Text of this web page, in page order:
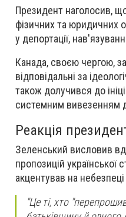
Президент наголосив,
фізичних та юридичних
у депортації,
Канада, своєю чергою,
відповідальні за
також долучився до
системним вивезенням
Реакція
Зеленський висловив
пропозицій
акцентував на
"Це ті, хто